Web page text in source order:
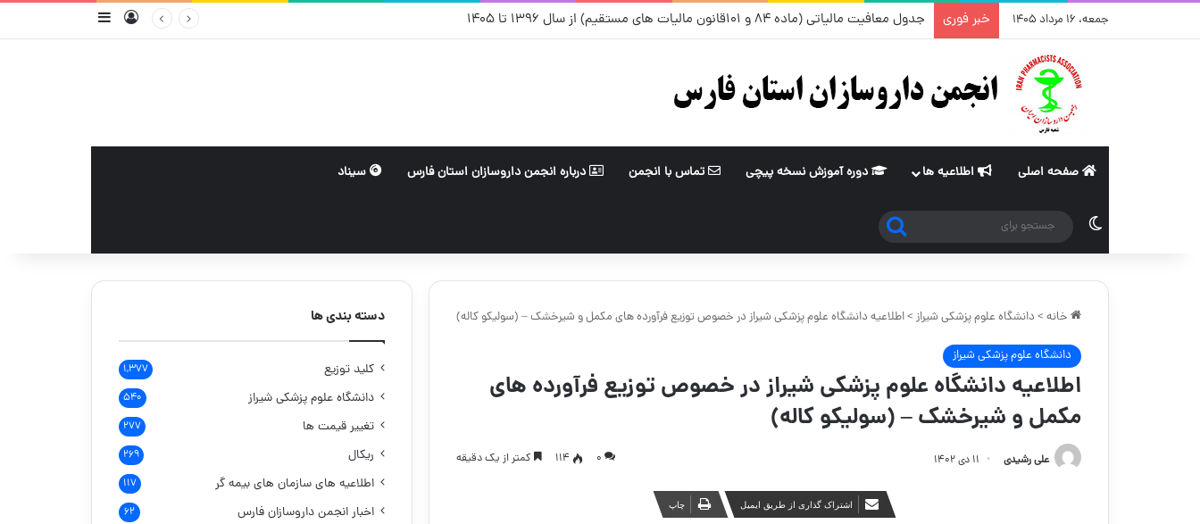
جمعه، ۱۶ مرداد ۱۴۰۵ خبر فوری جدول معافیت مالیاتی (ماده ۸۴ و ۱۰۱قانون مالیات های مستقیم) از سال ۱۳۹۶ تا ۱۴۰۵ ورودسایدبار
صفحه اصلی اطلاعیه ها دوره آموزش نسخه پیچی تماس با انجمن درباره انجمن داروسازان استان فارس سیناد
تغییر پوسته
جستجو
برای
خانه > دانشگاه علوم پزشکی شیراز >اطلاعیه دانشگاه علوم پزشکی شیراز در خصوص توزیع فرآورده های مکمل و شیرخشک – (سولیکو کاله)
دانشگاه علوم پزشکی شیراز
اطلاعیه دانشگاه علوم پزشکی شیراز در خصوص توزیع فرآورده های
مکمل و شیرخشک – (سولیکو کاله)
علی رشیدی ۱۱ دی ۱۴۰۲ ۰ 114 کمتر از یک دقیقه
اشتراک گذاری از طریق ایمیل چاپ
دسته بندی ها
کلید توزیع ۱,۳۷۷
دانشگاه علوم پزشکی شیراز ۵۴۰
تغییر قیمت ها ۲۷۷
ریکال ۲۶۹
اطلاعیه های سازمان های بیمه گر ۱۱۷
اخبار انجمن داروسازان فارس ۶۲